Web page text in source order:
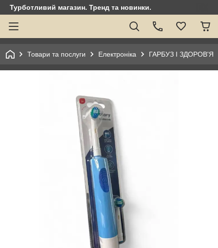
Турботливий магазин. Тренд та новинки.
Товари та послуги Електроніка ГАРБУЗ І ЗДОРОВ'Я